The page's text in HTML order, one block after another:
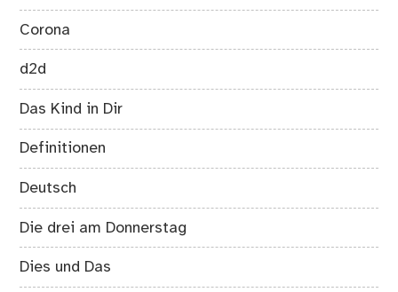
Corona
d2d
Das Kind in Dir
Definitionen
Deutsch
Die drei am Donnerstag
Dies und Das